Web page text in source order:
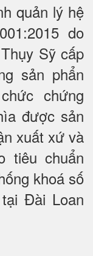
quản lý hệ
do
Sỹ cấp
sản phẩn
chứng
được sản
xuất xứ và
tiêu chuẩn
khoá số
Đài Loan